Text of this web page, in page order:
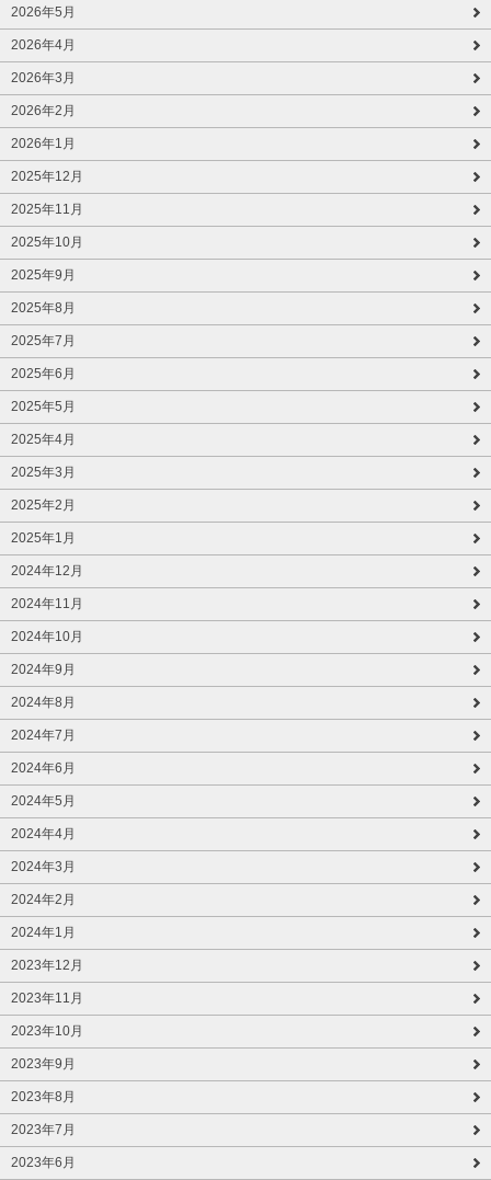
2026年5月
2026年4月
2026年3月
2026年2月
2026年1月
2025年12月
2025年11月
2025年10月
2025年9月
2025年8月
2025年7月
2025年6月
2025年5月
2025年4月
2025年3月
2025年2月
2025年1月
2024年12月
2024年11月
2024年10月
2024年9月
2024年8月
2024年7月
2024年6月
2024年5月
2024年4月
2024年3月
2024年2月
2024年1月
2023年12月
2023年11月
2023年10月
2023年9月
2023年8月
2023年7月
2023年6月